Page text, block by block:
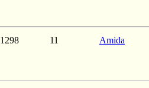
1298 11 Amida